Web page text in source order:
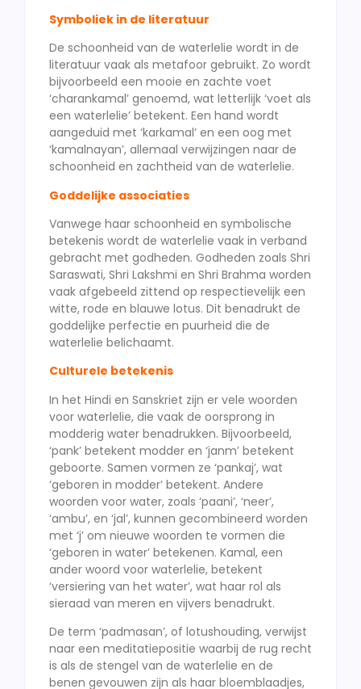
Symboliek in de literatuur
De schoonheid van de waterlelie wordt in de
literatuur vaak als metafoor gebruikt. Zo wordt
bijvoorbeeld een mooie en zachte voet
‘charankamal’ genoemd, wat letterlijk ‘voet als
een waterlelie’ betekent. Een hand wordt
aangeduid met ‘karkamal’ en een oog met
‘kamalnayan’, allemaal verwijzingen naar de
schoonheid en zachtheid van de waterlelie.
Goddelijke associaties
Vanwege haar schoonheid en symbolische
betekenis wordt de waterlelie vaak in verband
gebracht met godheden. Godheden zoals Shri
Saraswati, Shri Lakshmi en Shri Brahma worden
vaak afgebeeld zittend op respectievelijk een
witte, rode en blauwe lotus. Dit benadrukt de
goddelijke perfectie en puurheid die de
waterlelie belichaamt.
Culturele betekenis
In het Hindi en Sanskriet zijn er vele woorden
voor waterlelie, die vaak de oorsprong in
modderig water benadrukken. Bijvoorbeeld,
‘pank’ betekent modder en ‘janm’ betekent
geboorte. Samen vormen ze ‘pankaj’, wat
‘geboren in modder’ betekent. Andere
woorden voor water, zoals ‘paani’, ‘neer’,
‘ambu’, en ‘jal’, kunnen gecombineerd worden
met ‘j’ om nieuwe woorden te vormen die
‘geboren in water’ betekenen. Kamal, een
ander woord voor waterlelie, betekent
‘versiering van het water’, wat haar rol als
sieraad van meren en vijvers benadrukt.
De term ‘padmasan’, of lotushouding, verwijst
naar een meditatiepositie waarbij de rug recht
is als de stengel van de waterlelie en de
benen gevouwen zijn als haar bloemblaadjes,